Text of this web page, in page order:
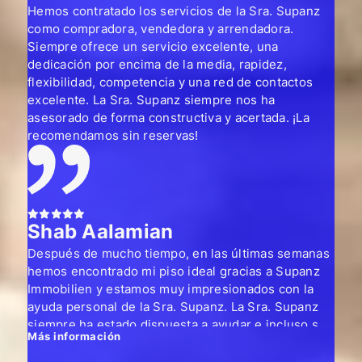
Hemos contratado los servicios de la Sra. Supanz
como compradora, vendedora y arrendadora.
Siempre ofrece un servicio excelente, una
dedicación por encima de la media, rapidez,
flexibilidad, competencia y una red de contactos
excelente. La Sra. Supanz siempre nos ha
asesorado de forma constructiva y acertada. ¡La
recomendamos sin reservas!
Shab Aalamian
Después de mucho tiempo, en las últimas semanas
hemos encontrado mi piso ideal gracias a Supanz
Immobilien y estamos muy impresionados con la
ayuda personal de la Sra. Supanz. La Sra. Supanz
siempre ha estado dispuesta a ayudar e incluso se
ha mostrado flexible con los numerosos cambios
Más información